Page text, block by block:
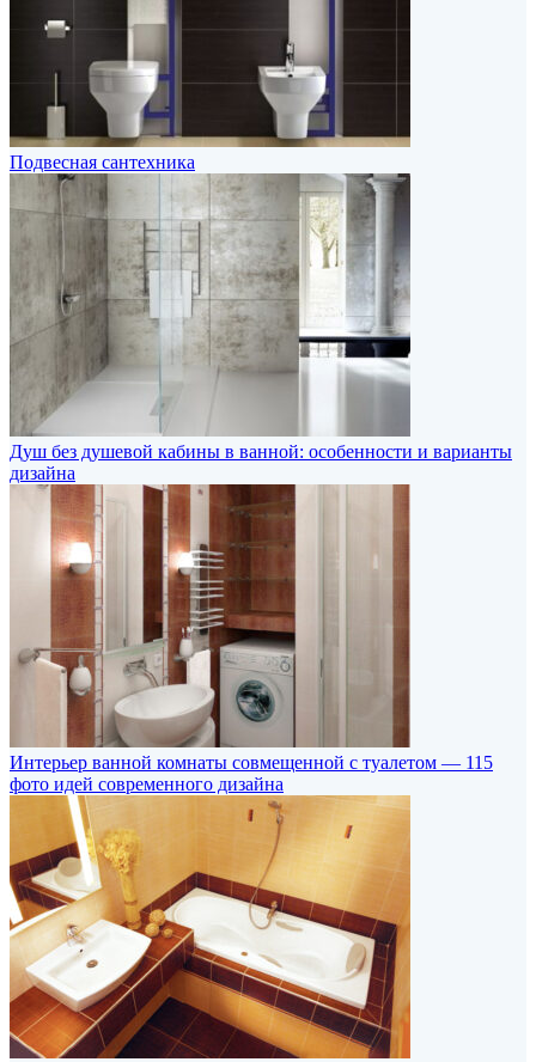
Подвесная сантехника
Душ без душевой кабины в ванной: особенности и варианты
дизайна
Интерьер ванной комнаты совмещенной с туалетом — 115
фото идей современного дизайна